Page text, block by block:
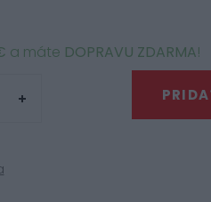
a máte DOPRAVU ZDARMA!